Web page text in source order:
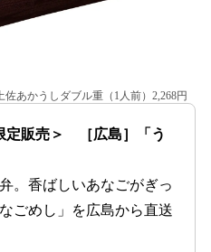
あかうしダブル重（1人前）2,268円
定販売＞ ［広島］「う
。香ばしいあなごがぎっ
ごめし」を広島から直送